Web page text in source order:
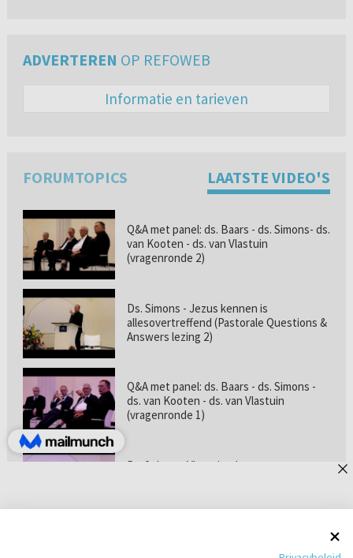
ADVERTEREN OP REFOWEB
Informatie en tarieven
FORUMTOPICS LAATSTE VIDEO'S
Q&A met panel: ds. Baars - ds. Simons- ds.
van Kooten - ds. van Vlastuin
(vragenronde 2)
Ds. Simons - Jezus kennen is
allesovertreffend (Pastorale Questions &
Answers lezing 2)
Q&A met panel: ds. Baars - ds. Simons -
ds. van Kooten - ds. van Vlastuin
(vragenronde 1)
Prof. dr. van Vlastuin - Is